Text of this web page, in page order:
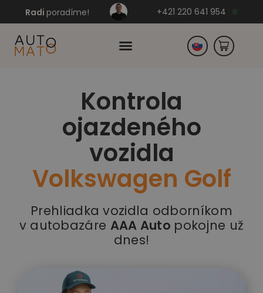
Radi poradíme! +421 220 641 954
Kontrola
ojazdeného
vozidla
Volkswagen Golf
Prehliadka vozidla odborníkom
v autobazáre AAA Auto pokojne už
dnes!